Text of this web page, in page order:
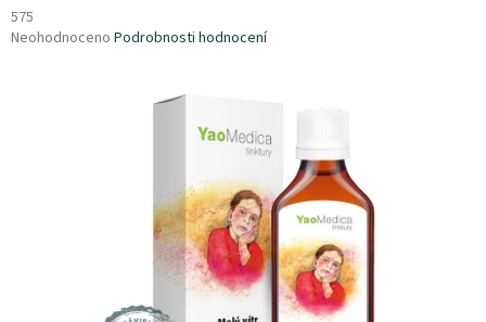
575
Průměrné
Neohodnoceno Podrobnosti hodnocení